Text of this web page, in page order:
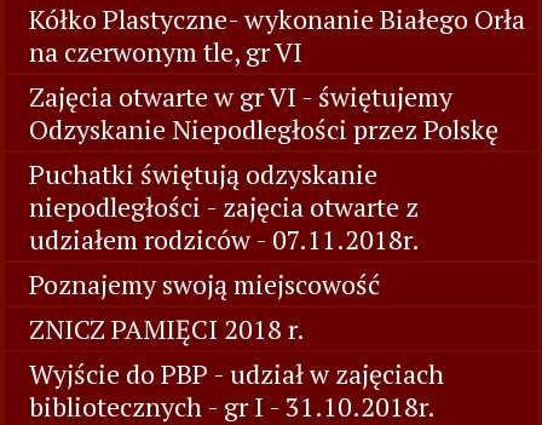
Kółko Plastyczne- wykonanie Białego Orła
na czerwonym tle, gr VI
Zajęcia otwarte w gr VI - świętujemy
Odzyskanie Niepodległości przez Polskę
Puchatki świętują odzyskanie
niepodległości - zajęcia otwarte z
udziałem rodziców - 07.11.2018r.
Poznajemy swoją miejscowość
ZNICZ PAMIĘCI 2018 r.
Wyjście do PBP - udział w zajęciach
bibliotecznych - gr I - 31.10.2018r.